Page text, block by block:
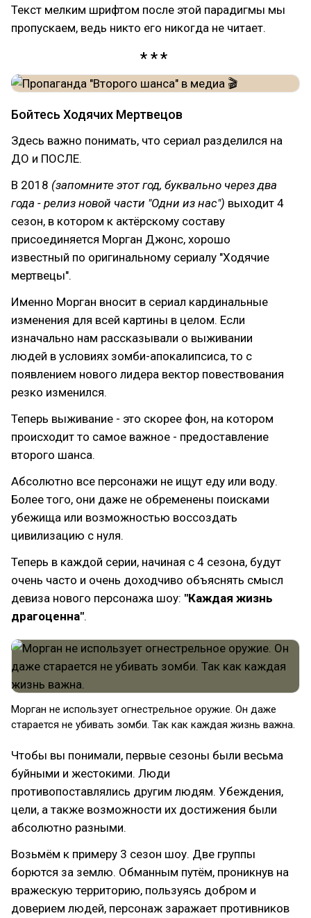
Текст мелким шрифтом после этой парадигмы мы
пропускаем, ведь никто его никогда не читает.
Бойтесь Ходячих Мертвецов
Здесь важно понимать, что сериал разделился на
ДО и ПОСЛЕ.
В 2018 (запомните этот год, буквально через два
года - релиз новой части "Одни из нас") выходит 4
сезон, в котором к актёрскому составу
присоединяется Морган Джонс, хорошо
известный по оригинальному сериалу "Ходячие
мертвецы".
Именно Морган вносит в сериал кардинальные
изменения для всей картины в целом. Если
изначально нам рассказывали о выживании
людей в условиях зомби-апокалипсиса, то с
появлением нового лидера вектор повествования
резко изменился.
Теперь выживание - это скорее фон, на котором
происходит то самое важное - предоставление
второго шанса.
Абсолютно все персонажи не ищут еду или воду.
Более того, они даже не обременены поисками
убежища или возможностью воссоздать
цивилизацию с нуля.
Теперь в каждой серии, начиная с 4 сезона, будут
очень часто и очень доходчиво объяснять смысл
девиза нового персонажа шоу: "Каждая жизнь
драгоценна".
Морган не использует огнестрельное оружие. Он даже
старается не убивать зомби. Так как каждая жизнь важна.
Чтобы вы понимали, первые сезоны были весьма
буйными и жестокими. Люди
противопоставлялись другим людям. Убеждения,
цели, а также возможности их достижения были
абсолютно разными.
Возьмём к примеру 3 сезон шоу. Две группы
борются за землю. Обманным путём, проникнув на
вражескую территорию, пользуясь добром и
доверием людей, персонаж заражает противников